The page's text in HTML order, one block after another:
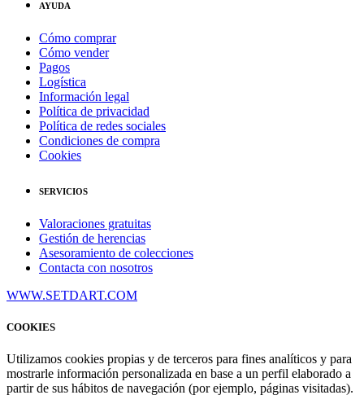
AYUDA
Cómo comprar
Cómo vender
Pagos
Logística
Información legal
Política de privacidad
Política de redes sociales
Condiciones de compra
Cookies
SERVICIOS
Valoraciones gratuitas
Gestión de herencias
Asesoramiento de colecciones
Contacta con nosotros
WWW.SETDART.COM
COOKIES
Utilizamos cookies propias y de terceros para fines analíticos y para
mostrarle información personalizada en base a un perfil elaborado a
partir de sus hábitos de navegación (por ejemplo, páginas visitadas).